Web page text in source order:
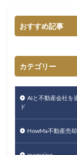
おすすめ記事
カテゴリー
AIと不動産会社を
ド
HowMa不動産売